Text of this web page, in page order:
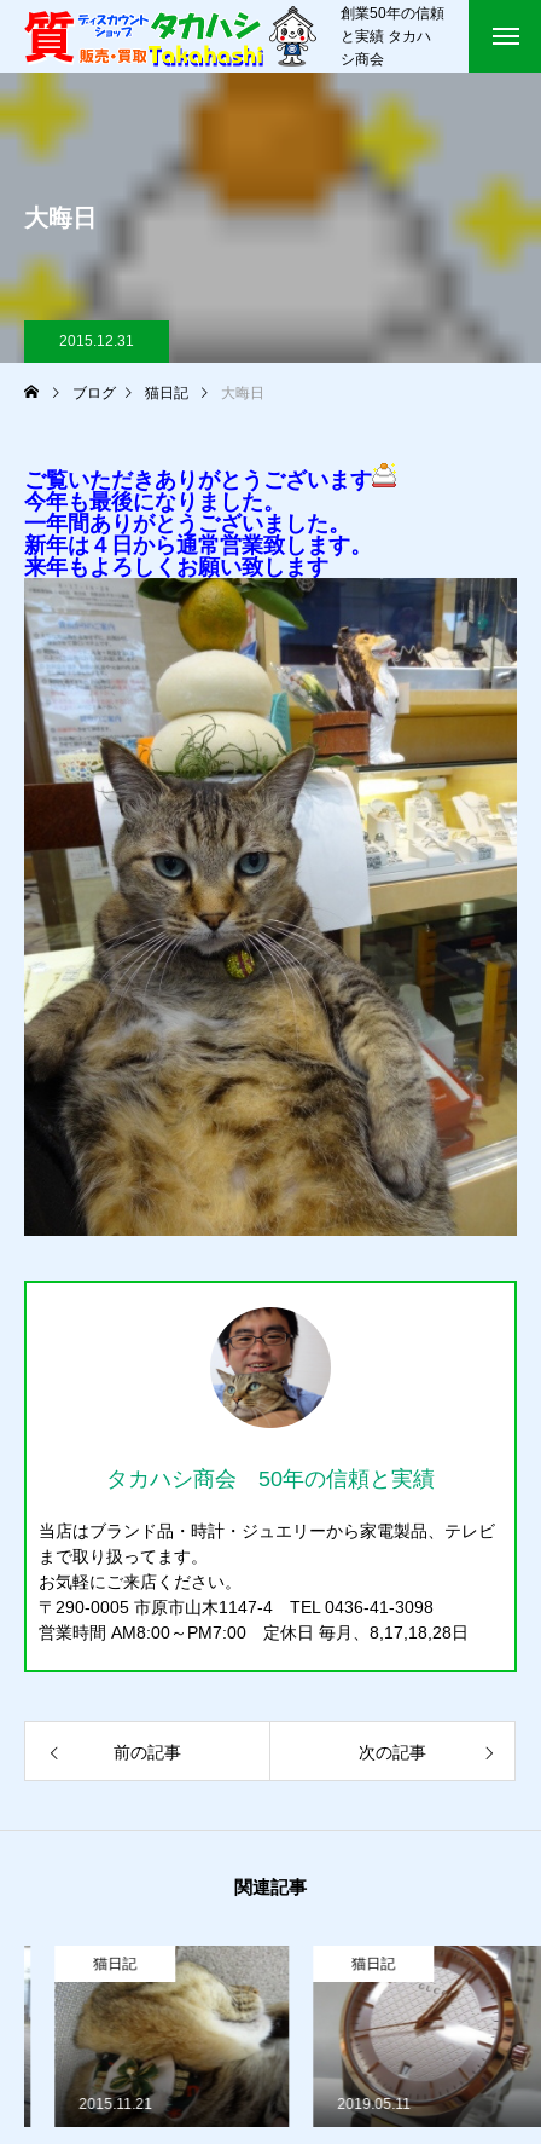
創業50年の信頼
と実績 タカハ
シ商会
質預かり
買取り
質預かり 買取り 販売 お問合せ 猫日記
大晦日
2015.12.31
ブログ 猫日記 大晦日
ご覧いただきありがとうございます
今年も最後になりました。
一年間ありがとうございました。
新年は４日から通常営業致します。
来年もよろしくお願い致します
タカハシ商会 50年の信頼と実績
当店はブランド品・時計・ジュエリーから家電製品、テレビ
まで取り扱ってます。
お気軽にご来店ください。
〒290-0005 市原市山木1147-4 TEL 0436-41-3098
営業時間 AM8:00～PM7:00 定休日 毎月、8,17,18,28日
前の記事 次の記事
関連記事
猫日記
2015.11.21
猫日記
2019.05.11